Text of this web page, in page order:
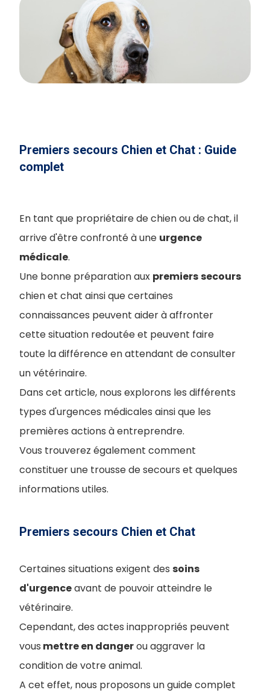
Premiers secours Chien et Chat : Guide
complet
En tant que propriétaire de chien ou de chat, il
arrive d'être confronté à une urgence
médicale.
Une bonne préparation aux premierssecours
chien et chat ainsi que certaines
connaissances peuvent aider à affronter
cette situation redoutée et peuvent faire
toute la différence en attendant de consulter
un vétérinaire.
Dans cet article, nous explorons les différents
types d'urgences médicales ainsi que les
premières actions à entreprendre.
Vous trouverez également comment
constituer une trousse de secours et quelques
informations utiles.
Premiers secours Chien et Chat
Certaines situations exigent des soins
d'urgenceavant de pouvoir atteindre le
vétérinaire.
Cependant, des actes inappropriés peuvent
vous mettre en dangerou aggraver la
condition de votre animal.
A cet effet, nous proposons un guide complet